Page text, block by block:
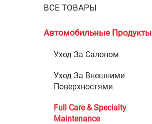
ВСЕ ТОВАРЫ
Автомобильные Продукты
Уход За Салоном
Уход За Внешними
Поверхностями
Full Care & Specialty
Maintenance